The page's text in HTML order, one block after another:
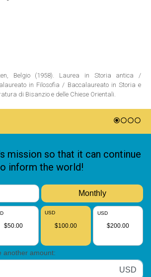
Belgio (1958). Laurea in Storia antica /
in Filosofia / Baccalaureato in Storia e
di Bisanzio e delle Chiese Orientali.